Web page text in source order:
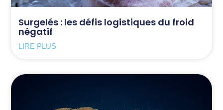
Surgelés : les défis logistiques du froid
négatif
LIRE PLUS